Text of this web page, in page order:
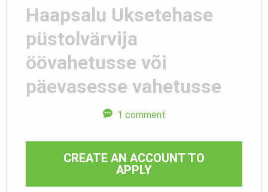
Haapsalu Uksetehase
püstolvärvija
öövahetusse või
päevasesse vahetusse
1 comment
CREATE AN ACCOUNT TO
APPLY